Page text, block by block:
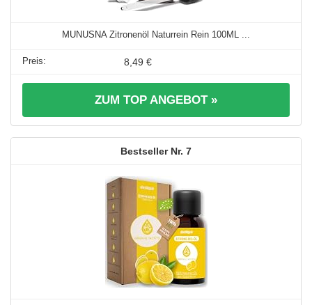
MUNUSNA Zitronenöl Naturrein Rein 100ML ...
8,49 €
ZUM TOP ANGEBOT »
7